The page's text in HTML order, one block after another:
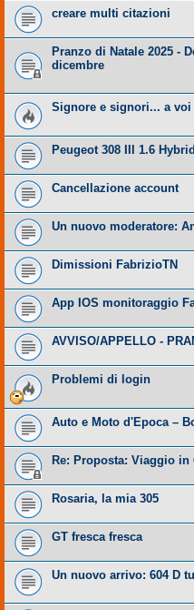
creare multi citazioni
Pranzo di Natale 2025 -
dicembre
Signore e signori... a
Peugeot 308 III 1.6
Cancellazione account
Un nuovo moderatore:
Dimissioni FabrizioTN
App IOS monitoraggio
AVVISO/APPELLO -
Problemi di login
Auto e Moto d'Epoca –
Re: Proposta: Viaggio in
Rosaria, la mia 305
GT fresca fresca
Un nuovo arrivo: 604 D